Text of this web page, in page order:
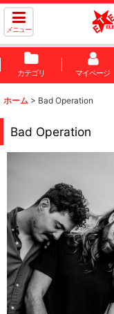
メニュー
カテゴリ マイページ
ホーム > Bad Operation
Bad Operation